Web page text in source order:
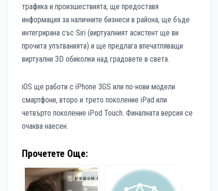
трафика и произшествията, ще предоставя
информация за наличните бизнеси в района, ще бъде
интегрирана със Siri (виртуалният асистент ще ви
прочита упътванията) и ще предлага впечатляващи
виртуални 3D обиколки над градовете в света.
iOS ще работи с iPhone 3GS или по-нови модели
смартфони, второ и трето поколение iPad или
четвърто поколение iPod Touch. Финалната версия се
очаква наесен.
Прочетете Още: